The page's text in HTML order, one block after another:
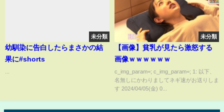
未分類
幼馴染に告白したらまさかの結
果に#shorts
未分類
【画像】貧乳が見たら激怒する
画像ｗｗｗｗｗｗ
c_img_param=; c_img_param=; 1: 以下、
名無しにかわりましてネギ速がお送りしま
す 2024/04/05(金) 0...